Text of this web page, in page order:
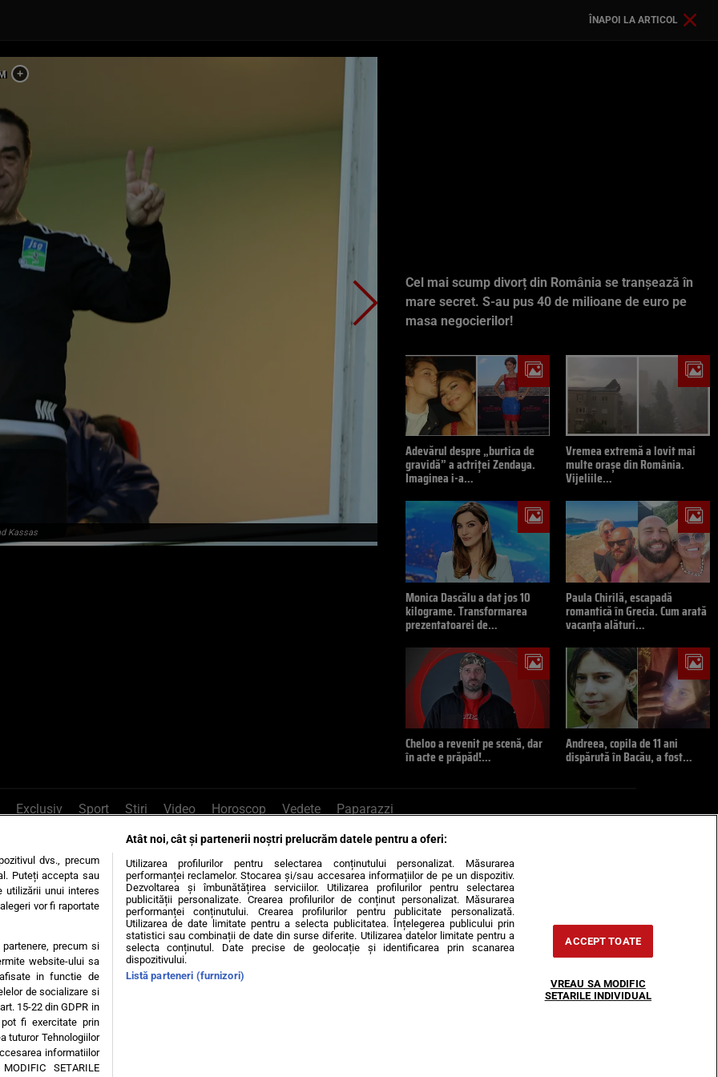
ÎNAPOI LA ARTICOL
Kassas
Cel mai scump divorț din România se tranșează în
mare secret. S-au pus 40 de milioane de euro pe
masa negocierilor!
Adevărul despre „burtica de
gravidă” a actriței Zendaya.
Imaginea i-a…
Vremea extremă a lovit mai
multe orașe din România.
Vijeliile…
Monica Dascălu a dat jos 10
kilograme. Transformarea
prezentatoarei de…
Paula Chirilă, escapadă
romantică în Grecia. Cum arată
vacanța alături…
Cheloo a revenit pe scenă, dar
în acte e prăpăd!…
Andreea, copila de 11 ani
dispărută în Bacău, a fost…
Exclusiv Sport Știri Video Horoscop Vedete Paparazzi
, sună la 0741226226 sau trimite mail la pont@cancan.ro
Știri interne Știri externe Politică
Diete Insula Iubirii Dictionar de vise LIFE STYLE Horoscop
condiții Politica de confidențialitate
dvs., precum
Puteți accepta sau
utilizării unui interes
vor fi raportate
precum si
website-ului sa
in functie de
de socializare si
15-22 din GDPR in
fi exercitate prin
tuturor Tehnologiilor
informatiilor
SETARILE
Atât noi, cât și partenerii noștri prelucrăm datele pentru a oferi:
Utilizarea profilurilor pentru selectarea conținutului personalizat. Măsurarea
performanței reclamelor. Stocarea și/sau accesarea informațiilor de pe un dispozitiv.
Dezvoltarea și îmbunătățirea serviciilor. Utilizarea profilurilor pentru selectarea
publicității personalizate. Crearea profilurilor de conținut personalizat. Măsurarea
performanței conținutului. Crearea profilurilor pentru publicitate personalizată.
Utilizarea de date limitate pentru a selecta publicitatea. Înțelegerea publicului prin
statistici sau combinații de date din surse diferite. Utilizarea datelor limitate pentru a
selecta conținutul. Date precise de geolocație și identificarea prin scanarea
dispozitivului.
Listă parteneri (furnizori)
ACCEPT TOATE
VREAU SA MODIFIC
SETARILE INDIVIDUAL